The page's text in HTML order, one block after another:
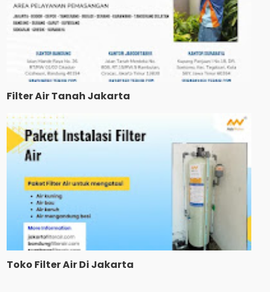
Filter Air Tanah Jakarta
Toko Filter Air Di Jakarta